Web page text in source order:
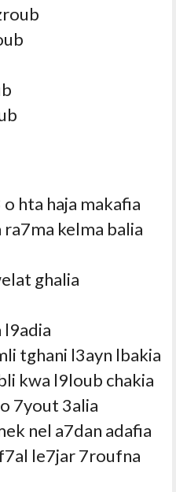
hta haja makafia
kelma balia
ghalia
l9adia
tghani l3ayn lbakia
kwa l9loub chakia
7yout 3alia
nel a7dan adafia
le7jar 7roufna